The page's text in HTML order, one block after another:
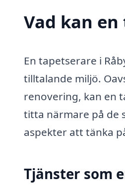
Vad kan
En tapetserare i
tilltalande miljö.
renovering, kan en
titta närmare på de
aspekter att tänka
Tjänster som